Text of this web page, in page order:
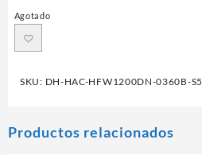
Agotado
SKU: DH-HAC-HFW1200DN-0360B-S5
Productos relacionados